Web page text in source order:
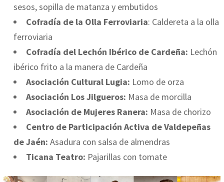
sesos, sopilla de matanza y embutidos
Cofradía de la Olla Ferroviaria: Caldereta a la olla
ferroviaria
Cofradía del Lechón Ibérico de Cardeña: Lechón
ibérico frito a la manera de Cardeña
Asociación Cultural Lugia: Lomo de orza
Asociación Los Jilgueros: Masa de morcilla
Asociación de Mujeres Ranera: Masa de chorizo
Centro de Participación Activa de Valdepeñas
de Jaén: Asadura con salsa de almendras
Ticana Teatro: Pajarillas con tomate